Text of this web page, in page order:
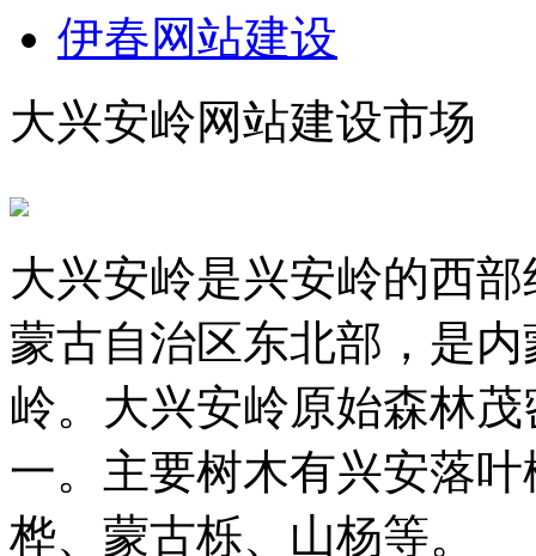
伊春网站建设
大兴安岭网站建设市场
大兴安岭是兴安岭的西
蒙古自治区东北部，是
岭。大兴安岭原始森林
一。主要树木有兴安落
桦、蒙古栎、山杨等。